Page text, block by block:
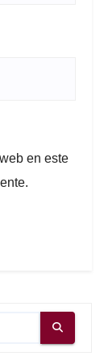
en este